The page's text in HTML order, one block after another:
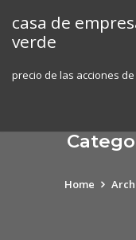
content
casa de
verde
precio de las acciones
Home